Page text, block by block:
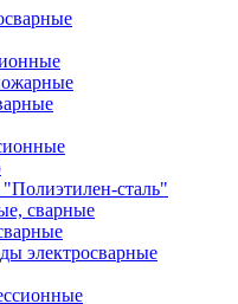
сталь"
сварные
электросварные